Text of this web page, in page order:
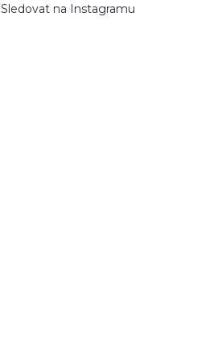
Sledovat na Instagramu